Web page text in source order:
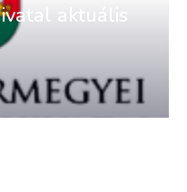
aktuális